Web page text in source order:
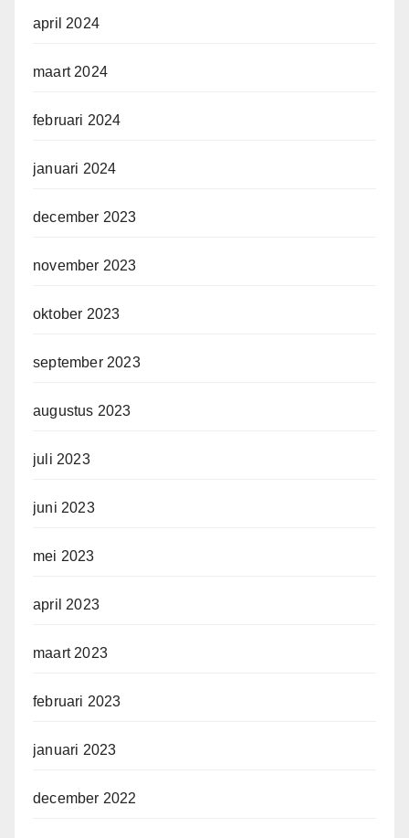
april 2024
maart 2024
februari 2024
januari 2024
december 2023
november 2023
oktober 2023
september 2023
augustus 2023
juli 2023
juni 2023
mei 2023
april 2023
maart 2023
februari 2023
januari 2023
december 2022